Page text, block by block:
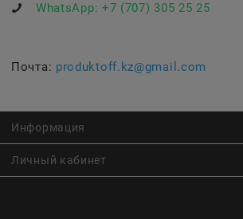
WhatsApp: +7 (707) 305 25 25
Почта: produktoff.kz@gmail.com
Информация
Личный кабинет